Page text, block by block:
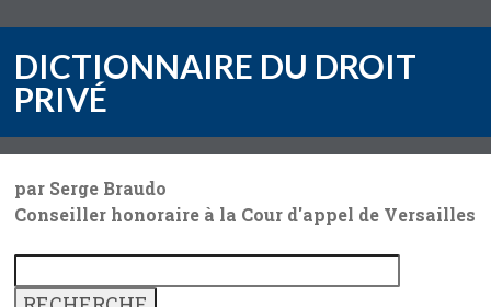
DICTIONNAIRE DU DROIT
PRIVÉ
par Serge Braudo
Conseiller honoraire à la Cour d'appel de Versailles